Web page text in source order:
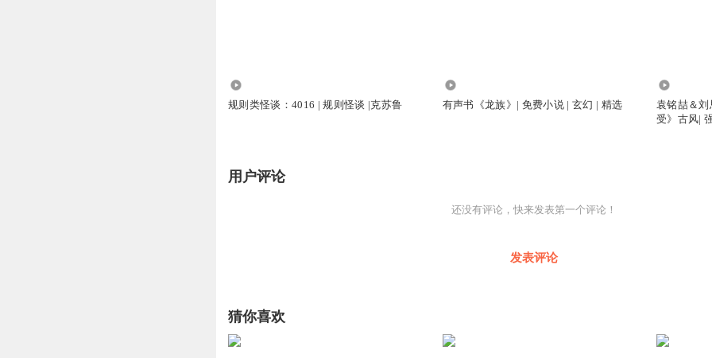
规则类怪谈：4016 | 规则怪谈 |克苏鲁 有声书《龙族》| 免费小说 | 玄幻 | 精选
袁铭喆＆
受》古风|
用户评论
还没有评论，快来发表第一个评论！
发表评论
猜你喜欢